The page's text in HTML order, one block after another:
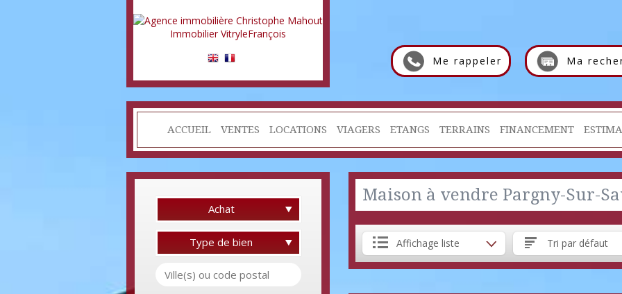
Me rappeler Ma
ACCUEIL VENTES LOCATIONS VIAGERS ETANGS TERRAINS FINANCEMENT
Achat
Type de bien
Maison à vendre Pargny-Sur-
Affichage liste Tri par défaut